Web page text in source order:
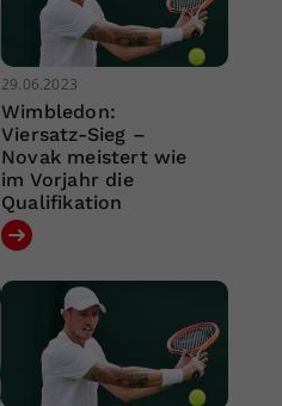
29.06.2023
Wimbledon:
Viersatz-Sieg –
Novak meistert wie
im Vorjahr die
Qualifikation